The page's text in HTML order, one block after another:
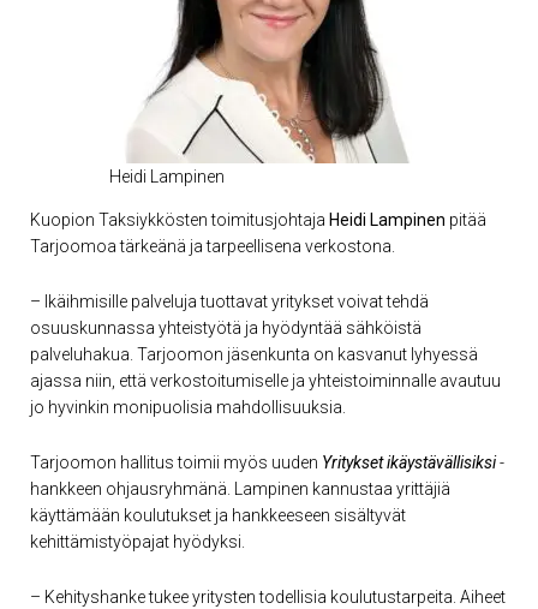
Heidi Lampinen
Kuopion Taksiykkösten toimitusjohtaja Heidi Lampinen pitää
Tarjoomoa tärkeänä ja tarpeellisena verkostona.
– Ikäihmisille palveluja tuottavat yritykset voivat tehdä
osuuskunnassa yhteistyötä ja hyödyntää sähköistä
palveluhakua. Tarjoomon jäsenkunta on kasvanut lyhyessä
ajassa niin, että verkostoitumiselle ja yhteistoiminnalle avautuu
jo hyvinkin monipuolisia mahdollisuuksia.
Tarjoomon hallitus toimii myös uuden Yritykset ikäystävällisiksi-
hankkeen ohjausryhmänä. Lampinen kannustaa yrittäjiä
käyttämään koulutukset ja hankkeeseen sisältyvät
kehittämistyöpajat hyödyksi.
– Kehityshanke tukee yritysten todellisia koulutustarpeita. Aiheet